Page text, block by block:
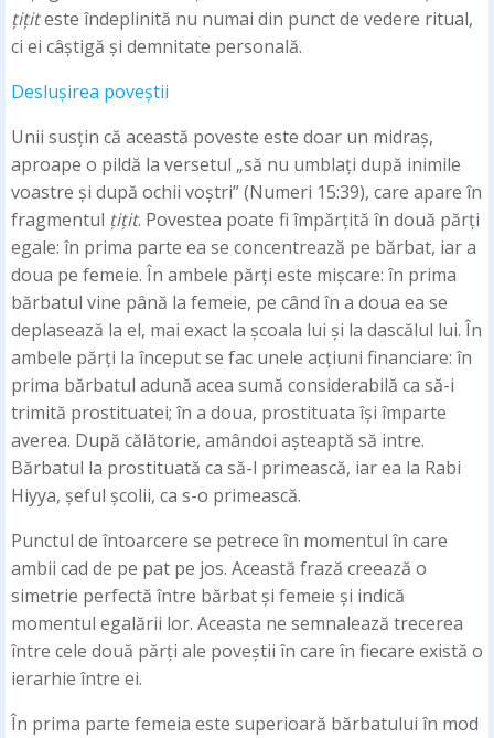
țițiteste îndeplinită nu numai din punct de vedere ritual,
ci ei câștigă și demnitate personală.
Deslușirea poveștii
Unii susțin că această poveste este doar un midraș,
aproape o pildă la versetul „să nu umblați după inimile
voastre și după ochii voștri” (Numeri 15:39), care apare în
fragmentul țițit. Povestea poate fi împărțită în două părți
egale: în prima parte ea se concentrează pe bărbat, iar a
doua pe femeie. În ambele părți este mișcare: în prima
bărbatul vine până la femeie, pe când în a doua ea se
deplasează la el, mai exact la școala lui și la dascălul lui. În
ambele părți la început se fac unele acțiuni financiare: în
prima bărbatul adună acea sumă considerabilă ca să-i
trimită prostituatei; în a doua, prostituata își împarte
averea. După călătorie, amândoi așteaptă să intre.
Bărbatul la prostituată ca să-l primească, iar ea la Rabi
Hiyya, șeful școlii, ca s-o primească.
Punctul de întoarcere se petrece în momentul în care
ambii cad de pe pat pe jos. Această frază creează o
simetrie perfectă între bărbat și femeie și indică
momentul egalării lor. Aceasta ne semnalează trecerea
între cele două părți ale poveștii în care în fiecare există o
ierarhie între ei.
În prima parte femeia este superioară bărbatului în mod